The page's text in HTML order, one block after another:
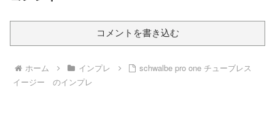
コメントを書き込む
ホーム インプレ
schwalbe pro one チューブレス
イージー のインプレ